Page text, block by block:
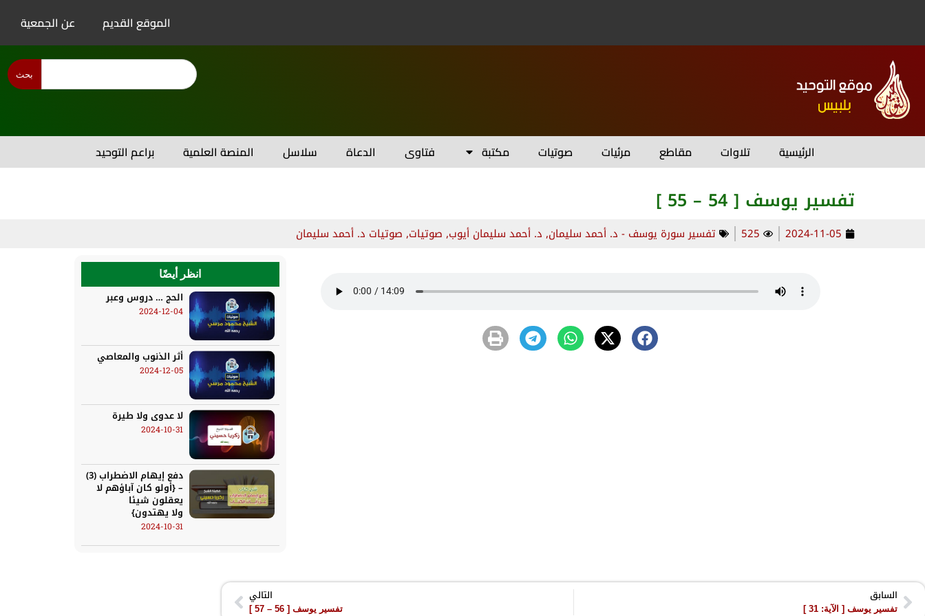
الموقع القديم عن الجمعية
بحث
الرئيسية تلاوات مقاطع مرئيات صوتيات مكتبة فتاوى الدعاة سلاسل المنصة العلمية براعم التوحيد
تفسير يوسف [ 54 – 55 ]
2024-11-05
525 تفسير سورة يوسف - د. أحمد سليمان, د. أحمد سليمان أيوب, صوتيات, صوتيات د. أحمد سليمان
انظر أيضًا
الحج … دروس وعبر
2024-12-04
أثر الذنوب والمعاصي
2024-12-05
لا عدوى ولا طيرة
2024-10-31
دفع إيهام الاضطراب (3)
– {أولو كان آباؤهم لا
يعقلون شيئا
ولا يهتدون}
2024-10-31
السابق
تفسير يوسف [ الآية: 31 ]
التالي
تفسير يوسف [ 56 – 57 ]